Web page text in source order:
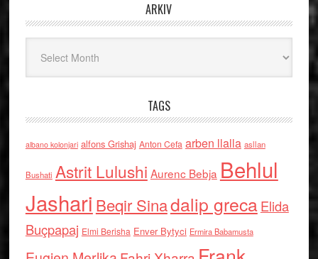
ARKIV
TAGS
albano kolonjari alfons Grishaj Anton Cefa arben llalla asllan
Bushati Astrit Lulushi Aurenc Bebja Behlul
Jashari Beqir Sinadalip grecaElida
Buçpapaj Elmi Berisha Enver Bytyci Ermira Babamusta